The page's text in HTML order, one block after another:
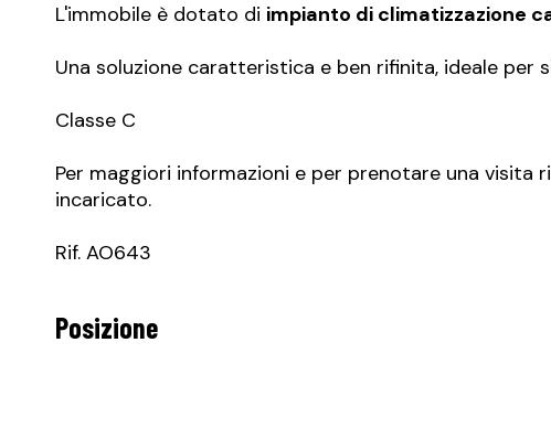
L'immobile è dotato di impianto di climatizzazione
Una soluzione caratteristica e ben rifinita, ideale per
Classe C
Per maggiori informazioni e per prenotare una
incaricato.
Rif. AO643
Posizione